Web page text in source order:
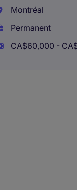
Montréal
Permanent
CA$60,000 -